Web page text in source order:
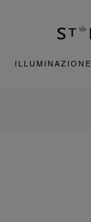
ILLUMINAZIONE